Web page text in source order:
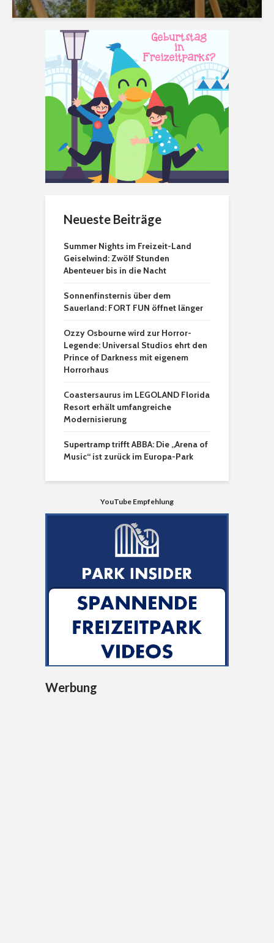
Neueste Beiträge
Summer Nights im Freizeit-Land
Geiselwind: Zwölf Stunden
Abenteuer bis in die Nacht
Sonnenfinsternis über dem
Sauerland: FORT FUN öffnet länger
Ozzy Osbourne wird zur Horror-
Legende: Universal Studios ehrt den
Prince of Darkness mit eigenem
Horrorhaus
Coastersaurus im LEGOLAND Florida
Resort erhält umfangreiche
Modernisierung
Supertramp trifft ABBA: Die „Arena of
Music“ ist zurück im Europa-Park
YouTube Empfehlung
Werbung